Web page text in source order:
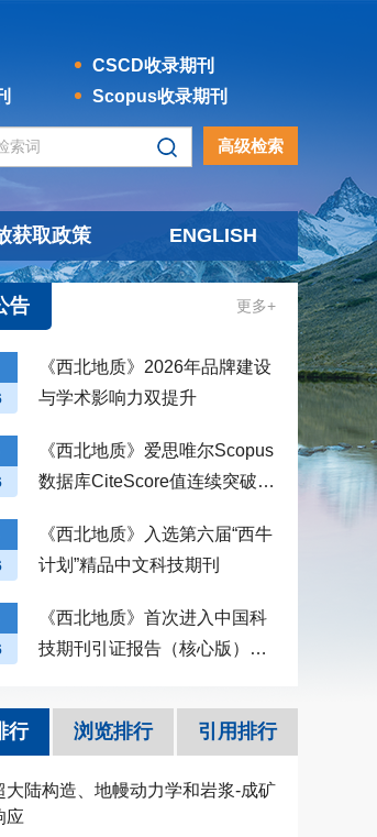
CSCD收录期刊
Scopus收录期刊
高级检索
获取政策 ENGLISH
告 更多+
《西北地质》2026年品牌建设
与学术影响力双提升
《西北地质》爱思唯尔Scopus
数据库CiteScore值连续突破新
《西北地质》入选第六届“西牛
计划”精品中文科技期刊
《西北地质》首次进入中国科
技期刊引证报告（核心版）地
行 浏览排行 引用排行
大陆构造、地幔动力学和岩浆-成矿
应